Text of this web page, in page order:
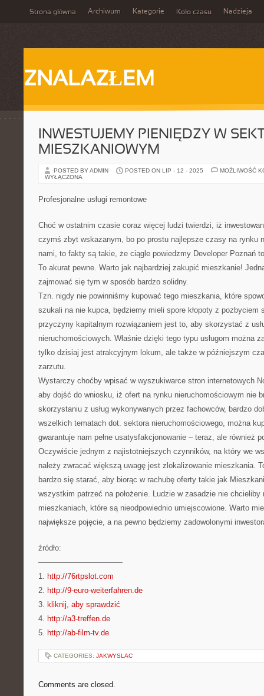
Strona główna Archiwum Kategorie Koło czasu Nadzieja
ZNALAZŁEM
INWESTUJEMY PIENIĘDZY W
MIESZKANIOWYM
POSTED BY ADMIN POSTED ON LIP - 12 - 2025
MOŻLIWOŚĆ
WYŁĄCZONA
Profesjonalne usługi remontowe
Choć w ostatnim czasie coraz więcej ludzi twierdzi, iż
czymś zbyt wskazanym, bo po prostu najlepsze czasy na rynku
nami, to fakty są takie, że ciągle powiedzmy Developer Poznań
To akurat pewne. Warto jak najbardziej zakupić mieszkanie!
zajmować się tym w sposób bardzo solidny.
Tzn. nigdy nie powinniśmy kupować tego mieszkania, które
szukali na nie kupca, będziemy mieli spore kłopoty z pozbyciem
przyczyny kapitalnym rozwiązaniem jest to, aby skorzystać z
nieruchomościowych. Właśnie dzięki tego typu usługom można
tylko dzisiaj jest atrakcyjnym lokum, ale także w późniejszym
zarzutu.
Wystarczy choćby wpisać w wyszukiwarce stron internetowych
aby dojść do wniosku, iż ofert na rynku nieruchomościowym nie
skorzystaniu z usług wykonywanych przez fachowców, bardzo
wszelkich tematach dot. sektora nieruchomościowego, można
gwarantuje nam pełne usatysfakcjonowanie – teraz, ale również
Oczywiście jednym z najistotniejszych czynników, na który we
należy zwracać większą uwagę jest zlokalizowanie mieszkania.
bardzo się starać, aby biorąc w rachubę oferty takie jak
wszystkim patrzeć na położenie. Ludzie w zasadzie nie
mieszkaniach, które są nieodpowiednio umiejscowione. Warto
największe pojęcie, a na pewno będziemy zadowolonymi
źródło:
———————————
1. http://76rtpslot.com
2. http://9-euro-weiterfahren.de
3. kliknij, aby sprawdzić
4. http://a3-treffen.de
5. http://ab-film-tv.de
CATEGORIES: JAKWYSLAC
Comments are closed.